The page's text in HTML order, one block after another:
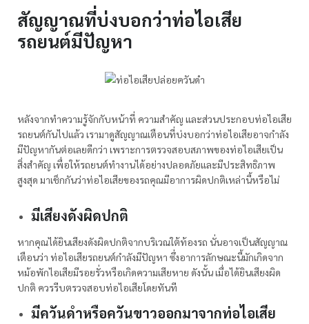
สัญญาณที่บ่งบอกว่าท่อไอเสีย
รถยนต์มีปัญหา
หลังจากทำความรู้จักกับหน้าที่ ความสำคัญ และส่วนประกอบท่อไอเสีย
รถยนต์กันไปแล้ว เรามาดูสัญญาณเตือนที่บ่งบอกว่าท่อไอเสียอาจกำลัง
มีปัญหากันต่อเลยดีกว่า เพราะการตรวจสอบสภาพของท่อไอเสียเป็น
สิ่งสำคัญ เพื่อให้รถยนต์ทำงานได้อย่างปลอดภัยและมีประสิทธิภาพ
สูงสุด มาเช็กกันว่าท่อไอเสียของรถคุณมีอาการผิดปกติเหล่านี้หรือไม่
มีเสียงดังผิดปกติ
หากคุณได้ยินเสียงดังผิดปกติจากบริเวณใต้ท้องรถ นั่นอาจเป็นสัญญาณ
เตือนว่า ท่อไอเสียรถยนต์กำลังมีปัญหา ซึ่งอาการลักษณะนี้มักเกิดจาก
หม้อพักไอเสียมีรอยรั่วหรือเกิดความเสียหาย ดังนั้น เมื่อได้ยินเสียงผิด
ปกติ ควรรีบตรวจสอบท่อไอเสียโดยทันที
มีควันดำหรือควันขาวออกมาจากท่อไอเสีย